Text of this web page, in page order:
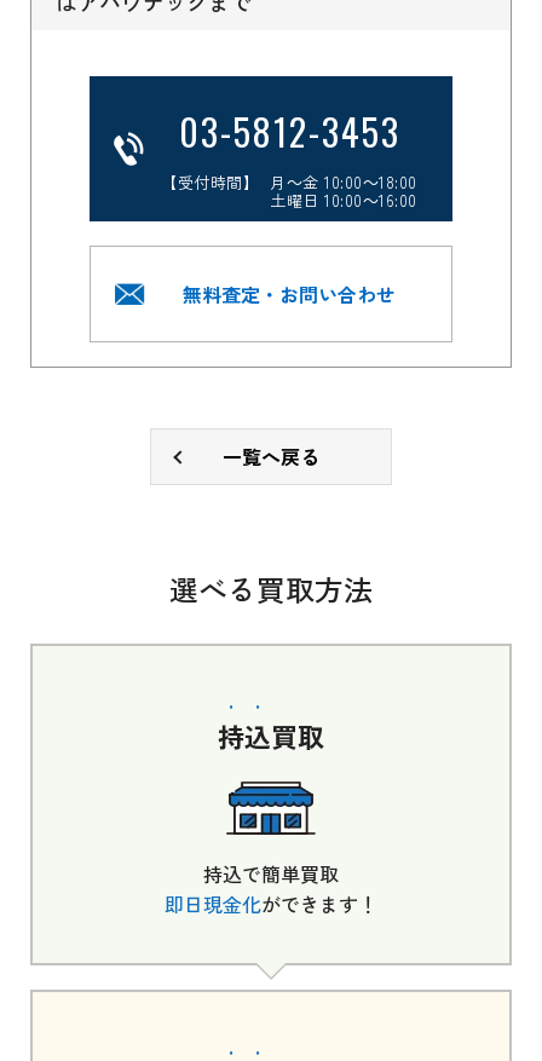
03-5812-3453
【受付時間】 月～金 10:00～18:00
土曜日 10:00～16:00
無料査定・お問い合わせ
一覧へ戻る
選べる買取方法
持込買取
持込で簡単買取
即日現金化ができます！